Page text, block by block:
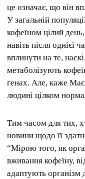
це означає, що він
У загальній
кофеїном цілий
навіть після
вплинути на те,
метаболізують
генах. Але, каже
людині цілком
Тим часом для тих,
новини щодо її
“Мірою того, як
вживання кофеїну,
адаптують організм